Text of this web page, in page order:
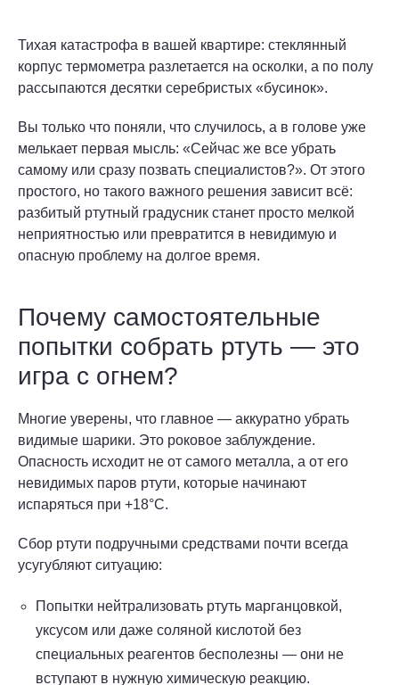
Тихая катастрофа в вашей квартире: стеклянный
корпус термометра разлетается на осколки, а по полу
рассыпаются десятки серебристых «бусинок».
Вы только что поняли, что случилось, а в голове уже
мелькает первая мысль: «Сейчас же все убрать
самому или сразу позвать специалистов?». От этого
простого, но такого важного решения зависит всё:
разбитый ртутный градусник станет просто мелкой
неприятностью или превратится в невидимую и
опасную проблему на долгое время.
Почему самостоятельные
попытки собрать ртуть — это
игра с огнем?
Многие уверены, что главное — аккуратно убрать
видимые шарики. Это роковое заблуждение.
Опасность исходит не от самого металла, а от его
невидимых паров ртути, которые начинают
испаряться при +18°C.
Сбор ртути подручными средствами почти всегда
усугубляют ситуацию:
Попытки нейтрализовать ртуть марганцовкой,
уксусом или даже соляной кислотой без
специальных реагентов бесполезны — они не
вступают в нужную химическую реакцию.